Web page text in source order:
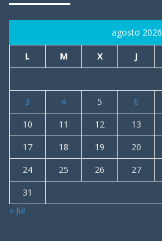
agosto 2026
L M X J
3
4 5 6
10
11 12 13
17
18 19 20
24
25 26 27
31
« Jul